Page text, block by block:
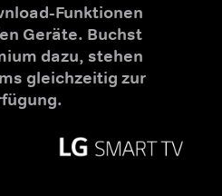
Funktionen
Geräte. Buchst
dazu, stehen
gleichzeitig zur